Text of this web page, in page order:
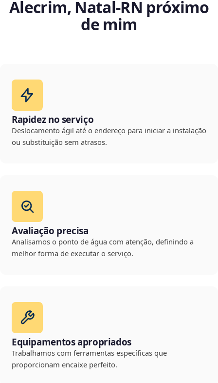
Alecrim, Natal‑RN próximo
de mim
Rapidez no serviço
Deslocamento ágil até o endereço para iniciar a instalação
ou substituição sem atrasos.
Avaliação precisa
Analisamos o ponto de água com atenção, definindo a
melhor forma de executar o serviço.
Equipamentos apropriados
Trabalhamos com ferramentas específicas que
proporcionam encaixe perfeito.